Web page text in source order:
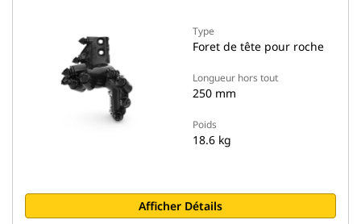
Type
Foret de tête pour roche
Longueur hors tout
250 mm
Poids
18.6 kg
Afficher Détails